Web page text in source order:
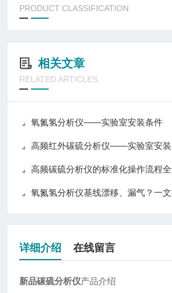
PRODUCT CLASSIFICATION
相关文章
RELATED ARTICLES
氧氮氢分析仪——实验室安装条件
高频红外碳硫分析仪——实验室安
高频碳硫分析仪的标准化操作流程
氧氮氢分析仪基线漂移、漏气？一
详细介绍 在线留言
新品碳硫分析仪产品介绍